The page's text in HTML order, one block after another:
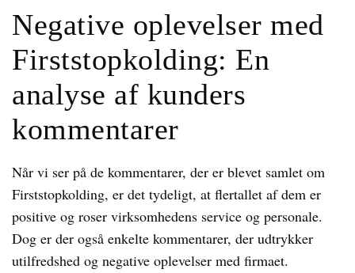
Negative oplevelser med
Firststopkolding: En
analyse af kunders
kommentarer
Når vi ser på de kommentarer, der er blevet samlet om
Firststopkolding, er det tydeligt, at flertallet af dem er
positive og roser virksomhedens service og personale.
Dog er der også enkelte kommentarer, der udtrykker
utilfredshed og negative oplevelser med firmaet.